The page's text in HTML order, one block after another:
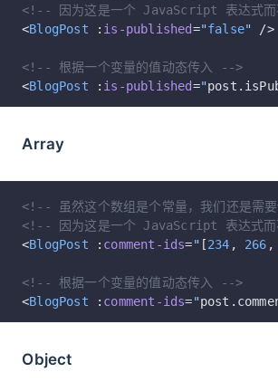
<!-- 因为这是一个 JavaScript 表达式而
<BlogPost : is-published="false" />
<!-- 根据一个变量的值动态传入 -->
<BlogPost : is-published="
Array
<!-- 虽然这个数组是个常量，我们还是
<!-- 因为这是一个 JavaScript 表达式而
<BlogPost : comment-ids=" [234 , 266 ,
<!-- 根据一个变量的值动态传入 -->
<BlogPost : comment-ids="
Object